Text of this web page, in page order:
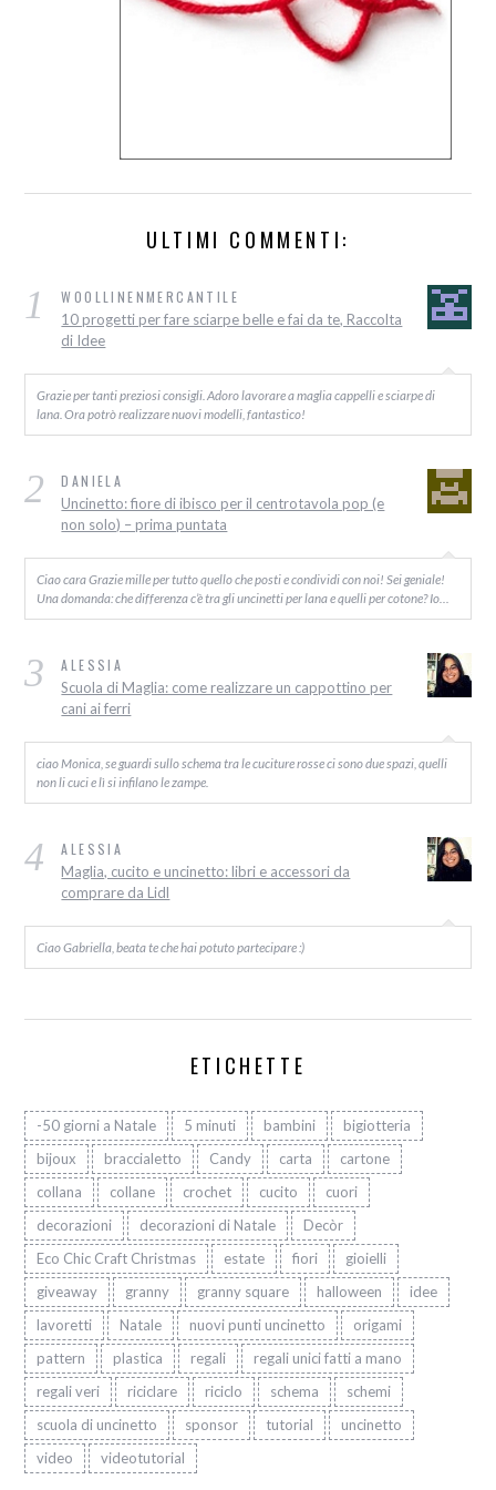
ULTIMI COMMENTI:
1 WOOLLINENMERCANTILE
10 progetti per fare sciarpe belle e fai da te, Raccolta
di Idee
Grazie per tanti preziosi consigli. Adoro lavorare a maglia cappelli e sciarpe di
lana. Ora potrò realizzare nuovi modelli, fantastico!
2 DANIELA
Uncinetto: fiore di ibisco per il centrotavola pop (e
non solo) – prima puntata
Ciao cara Grazie mille per tutto quello che posti e condividi con noi! Sei geniale!
Una domanda: che differenza c’è tra gli uncinetti per lana e quelli per cotone? Io…
3 ALESSIA
Scuola di Maglia: come realizzare un cappottino per
cani ai ferri
ciao Monica, se guardi sullo schema tra le cuciture rosse ci sono due spazi, quelli
non li cuci e lì si infilano le zampe.
4 ALESSIA
Maglia, cucito e uncinetto: libri e accessori da
comprare da Lidl
Ciao Gabriella, beata te che hai potuto partecipare :)
ETICHETTE
-50 giorni a Natale 5 minuti bambini
bigiotteria
bijoux
braccialetto Candy carta
cartone
collana
collane crochet cucito
cuori
decorazioni
decorazioni di Natale
Decòr
Eco Chic Craft Christmas
estate fiori
gioielli
giveaway
granny granny square halloween
idee
lavoretti
Natale nuovi punti uncinetto
origami
pattern
plastica regali
regali unici fatti a mano
regali veri
riciclare riciclo schema
schemi
scuola di uncinetto
sponsor tutorial
uncinetto
video
videotutorial